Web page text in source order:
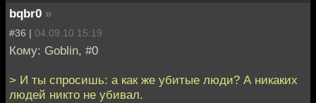
bqbr0 »
#36 | 04.09.10 15:19
Кому: Goblin, #0
> И ты спросишь: а как же убитые люди? А никаких
людей никто не убивал.